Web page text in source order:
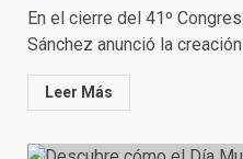
En el cierre del 41º
Sánchez anunció la
Leer Más